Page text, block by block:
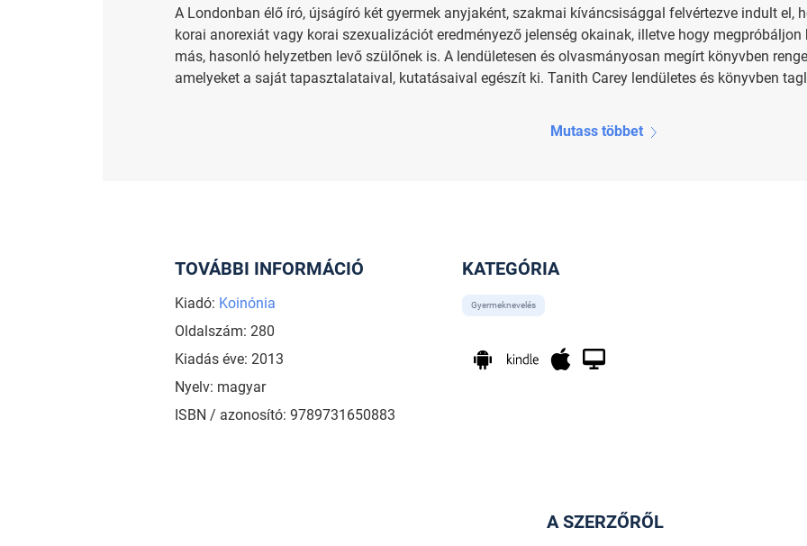
A Londonban élő író, újságíró két gyermek anyjaként, szakmai kíváncsisággal felvértezve indult el,
korai anorexiát vagy korai szexualizációt eredményező jelenség okainak, illetve hogy
más, hasonló helyzetben levő szülőnek is. A lendületesen és olvasmányosan megírt könyvben
amelyeket a saját tapasztalataival, kutatásaival egészít ki. Tanith Carey lendületes és könyvben
Mutass többet
TOVÁBBI INFORMÁCIÓ
Kiadó: Koinónia
Oldalszám: 280
Kiadás éve: 2013
Nyelv: magyar
ISBN / azonosító: 9789731650883
KATEGÓRIA
Gyermeknevelés
A SZERZŐRŐL